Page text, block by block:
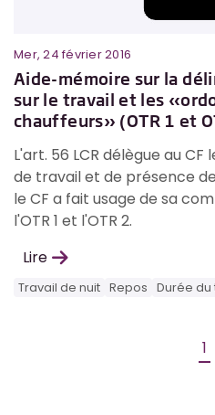
Mer, 24 février 2016
Aide-mémoire sur la
sur le travail et les
chauffeurs» (OTR 1 et
L'art. 56 LCR délègue au
de travail et de présence
le CF a fait usage de sa
l'OTR 1 et l'OTR 2.
Lire
Travail de nuit Repos Durée du
1